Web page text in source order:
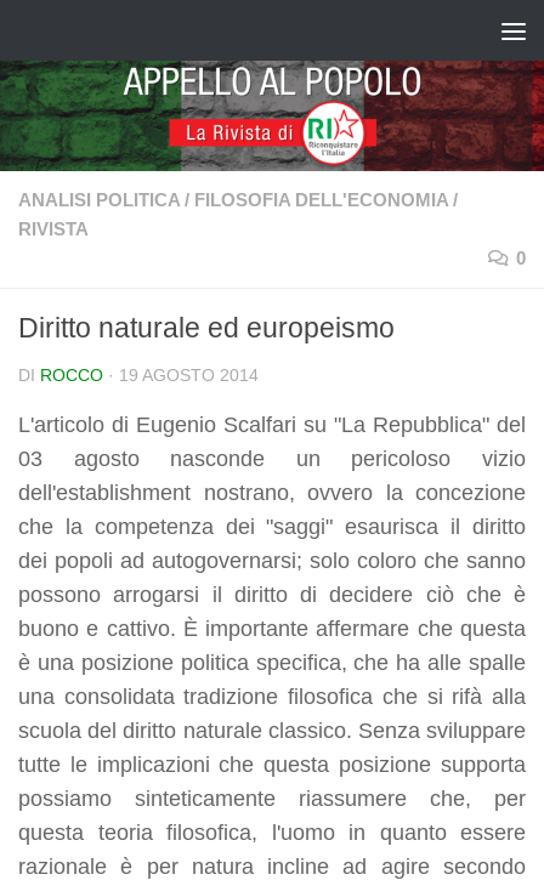
ANALISI POLITICA / FILOSOFIA DELL'ECONOMIA /
RIVISTA
0
Diritto naturale ed europeismo
DI ROCCO · 19 AGOSTO 2014
L'articolo di Eugenio Scalfari su "La Repubblica" del
03 agosto nasconde un pericoloso vizio
dell'establishment nostrano, ovvero la concezione
che la competenza dei "saggi" esaurisca il diritto
dei popoli ad autogovernarsi; solo coloro che sanno
possono arrogarsi il diritto di decidere ciò che è
buono e cattivo. È importante affermare che questa
è una posizione politica specifica, che ha alle spalle
una consolidata tradizione filosofica che si rifà alla
scuola del diritto naturale classico. Senza sviluppare
tutte le implicazioni che questa posizione supporta
possiamo sinteticamente riassumere che, per
questa teoria filosofica, l'uomo in quanto essere
razionale è per natura incline ad agire secondo